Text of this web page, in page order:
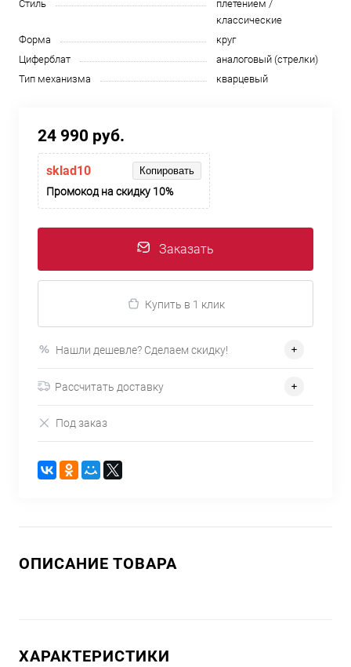
Стиль
плетением /
классические
Форма
круг
Циферблат
аналоговый (стрелки)
Тип механизма
кварцевый
24 990 руб.
sklad10 Копировать
Промокод на скидку 10%
Заказать
Купить в 1 клик
Нашли дешевле? Сделаем скидку!
Рассчитать доставку
Под заказ
ОПИСАНИЕ ТОВАРА
ХАРАКТЕРИСТИКИ